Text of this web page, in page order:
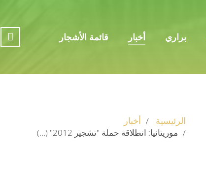
براري أخبار قائمة الأشجار
الرئيسية
أخبار
موريتانيا: انطلاقة حملة "تشجير 2012" (…)